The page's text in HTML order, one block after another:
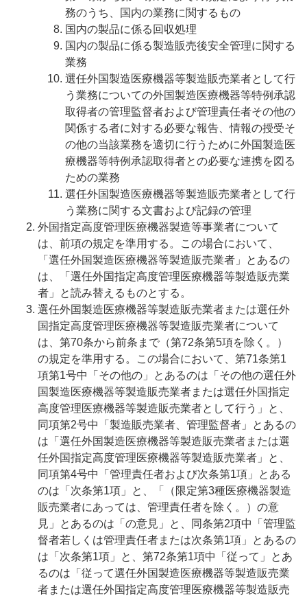
務のうち、国内の業務に関するもの
国内の製品に係る回収処理
国内の製品に係る製造販売後安全管理に関する
業務
選任外国製造医療機器等製造販売業者として行
う業務についての外国製造医療機器等特例承認
取得者の管理監督者および管理責任者その他の
関係する者に対する必要な報告、情報の授受そ
の他の当該業務を適切に行うために外国製造医
療機器等特例承認取得者との必要な連携を図る
ための業務
選任外国製造医療機器等製造販売業者として行
う業務に関する文書および記録の管理
外国指定高度管理医療機器製造等事業者について
は、前項の規定を準用する。この場合において、
「選任外国製造医療機器等製造販売業者」とあるの
は、「選任外国指定高度管理医療機器等製造販売業
者」と読み替えるものとする。
選任外国製造医療機器等製造販売業者または選任外
国指定高度管理医療機器等製造販売業者について
は、第70条から前条まで（第72条第5項を除く。）
の規定を準用する。この場合において、第71条第1
項第1号中「その他の」とあるのは「その他の選任外
国製造医療機器等製造販売業者または選任外国指定
高度管理医療機器等製造販売業者として行う」と、
同項第2号中「製造販売業者、管理監督者」とあるの
は「選任外国製造医療機器等製造販売業者または選
任外国指定高度管理医療機器等製造販売業者」と、
同項第4号中「管理責任者および次条第1項」とある
のは「次条第1項」と、「（限定第3種医療機器製造
販売業者にあっては、管理責任者を除く。）の意
見」とあるのは「の意見」と、同条第2項中「管理監
督者若しくは管理責任者または次条第1項」とあるの
は「次条第1項」と、第72条第1項中「従って」とあ
るのは「従って選任外国製造医療機器等製造販売業
者または選任外国指定高度管理医療機器等製造販売